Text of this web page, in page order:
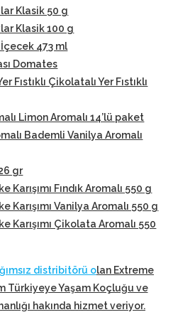
Klasik 50 g
Klasik 100 g
473 ml
Domates
Fıstıklı Çikolatalı Yer Fıstıklı
Limon Aromalı 14’lü paket
Bademli Vanilya Aromalı
gr
Karışımı Fındık Aromalı 550 g
Karışımı Vanilya Aromalı 550 g
Karışımı Çikolata Aromalı 550
distribitörü olan Extreme
Türkiyeye Yaşam Koçluğu ve
hakında hizmet veriyor.